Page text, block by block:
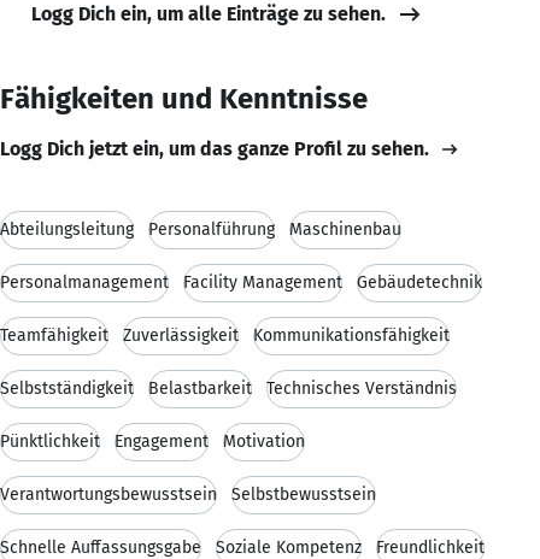
Logg Dich ein, um alle Einträge zu sehen.
Fähigkeiten und Kenntnisse
Logg Dich jetzt ein, um das ganze Profil zu sehen.
Abteilungsleitung Personalführung Maschinenbau
Personalmanagement Facility Management Gebäudetechnik
Teamfähigkeit Zuverlässigkeit Kommunikationsfähigkeit
Selbstständigkeit Belastbarkeit Technisches Verständnis
Pünktlichkeit Engagement Motivation
Verantwortungsbewusstsein Selbstbewusstsein
Schnelle Auffassungsgabe Soziale Kompetenz Freundlichkeit